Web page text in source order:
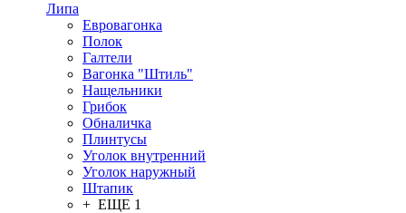
Липа
Евровагонка
Полок
Галтели
Вагонка "Штиль"
Нащельники
Грибок
Обналичка
Плинтусы
Уголок внутренний
Уголок наружный
Штапик
+ ЕЩЕ 1